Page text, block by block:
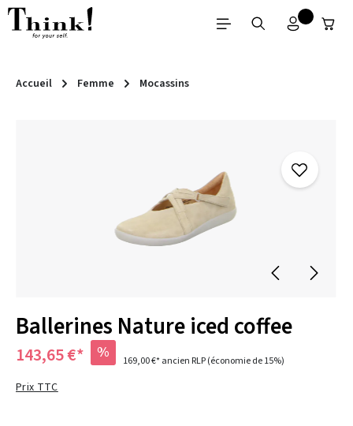
Passer au contenu principal
Accueil Femme Mocassins
Ballerines Nature iced coffee
143,65 €* % 169,00 €*ancien RLP(économie de 15%)
Prix TTC